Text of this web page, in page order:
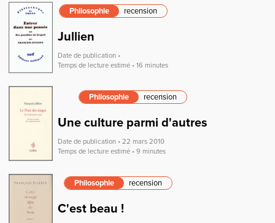
Philosophie recension
Jullien
Date de publication •
Temps de lecture estimé • 16 minutes
Philosophie recension
Une culture parmi d'autres
Date de publication • 22 mars 2010
Temps de lecture estimé • 9 minutes
Philosophie recension
C'est beau !